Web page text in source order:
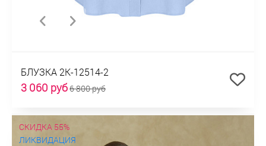
БЛУЗКА 2К-12514-2
3 060 руб6 800 руб
СКИДКА 55%
ЛИКВИДАЦИЯ